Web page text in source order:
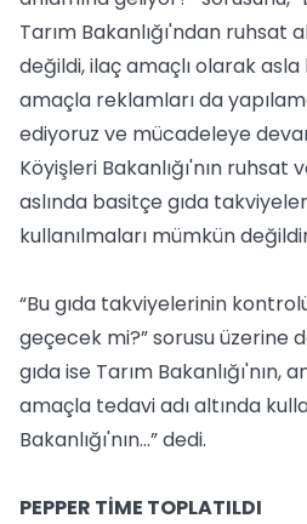
Tarım Bakanlığı'ndan ruhsat
değildi, ilaç amaçlı olarak asla
amaçla reklamları da
ediyoruz ve mücadeleye
Köyişleri Bakanlığı'nın
aslında basitçe gıda
kullanılmaları mümkün
“Bu gıda takviyelerinin
geçecek mi?” sorusu üzerine
gıda ise Tarım Bakanlığı'nın,
amaçla tedavi adı altında
Bakanlığı'nın...” dedi.
PEPPER TİME TOPLATILDI